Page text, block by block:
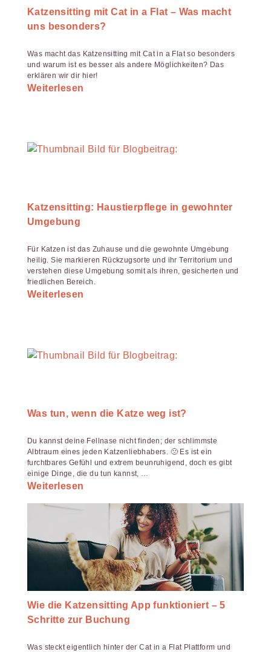
Katzensitting mit Cat in a Flat – Was macht
uns besonders?
Was macht das Katzensitting mit Cat in a Flat so besonders
und warum ist es besser als andere Möglichkeiten? Das
erklären wir dir hier!
Weiterlesen
Katzensitting: Haustierpflege in gewohnter
Umgebung
Für Katzen ist das Zuhause und die gewohnte Umgebung
heilig. Sie markieren Rückzugsorte und ihr Territorium und
verstehen diese Umgebung somit als ihren, gesicherten und
friedlichen Bereich.
Weiterlesen
Was tun, wenn die Katze weg ist?
Du kannst deine Fellnase nicht finden; der schlimmste
Albtraum eines jeden Katzenliebhabers. 🙁 Es ist ein
furchtbares Gefühl und extrem beunruhigend, doch es gibt
einige Dinge, die du tun kannst, …
Weiterlesen
Wie die Katzensitting App funktioniert – 5
Schritte zur Buchung
Was steckt eigentlich hinter der Cat in a Flat Plattform und